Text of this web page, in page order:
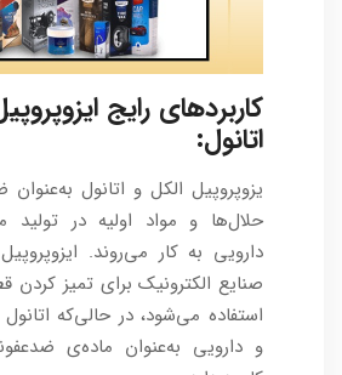
کاربردهای رایج
اتانول:
یزوپروپیل الکل و اتانول به‌عنوان
حلال‌ها و مواد اولیه در تولید
دارویی به کار می‌روند.
صنایع الکترونیک برای تمیز کردن
استفاده می‌شود، در حالی‌که
و دارویی به‌عنوان ماده‌ی